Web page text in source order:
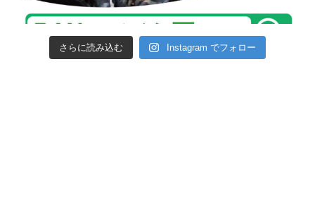
さらに読み込む Instagram でフォロー